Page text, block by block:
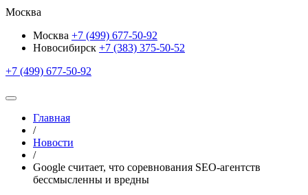
Москва
Москва +7 (499) 677-50-92
Новосибирск +7 (383) 375-50-52
+7 (499) 677-50-92
Главная
/
Новости
/
Google считает, что соревнования SEO-агентств
бессмысленны и вредны